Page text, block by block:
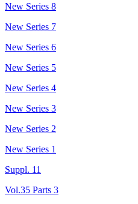
New Series 8
New Series 7
New Series 6
New Series 5
New Series 4
New Series 3
New Series 2
New Series 1
Suppl. 11
Vol.35 Parts 3